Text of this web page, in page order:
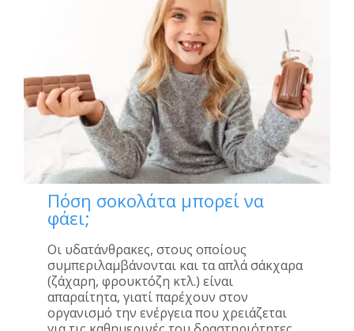
Πόση σοκολάτα μπορεί να
φάει;
Οι υδατάνθρακες, στους οποίους
συμπεριλαμβάνονται και τα απλά σάκχαρα
(ζάχαρη, φρουκτόζη κτλ.) είναι
απαραίτητα, γιατί παρέχουν στον
οργανισμό την ενέργεια που χρειάζεται